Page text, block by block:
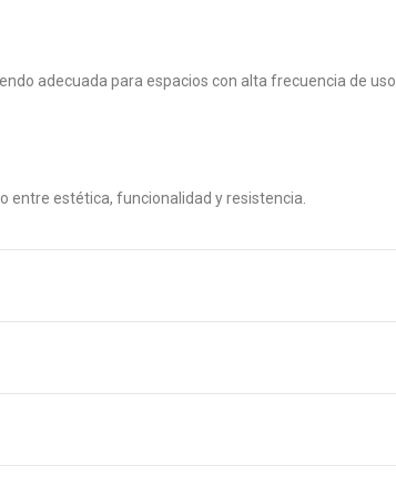
adecuada para espacios con alta frecuencia de uso.
entre estética, funcionalidad y resistencia.